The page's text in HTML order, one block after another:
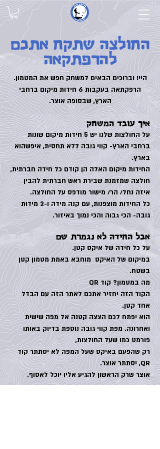
החולצה שתקח אתכם
להרפתקאה
היי! וברוכים הבאים למשחק חפש את המטמון.
הרפקתאה בעקבות 6 חידות מיקום ברחבי
הארץ, שבסופה אוצר.
איך עובד המשחק
על החולצות שלנו יש 5 חידות מיקום שונות
ברחבי הארץ- קווי גובה ללא תחסית, איפשהוא
בארץ.
החידות מיקום האלה הן קודם כל חידה חברתית,
חולצה שמזמנת שבירת ראש חברתית להבין
איזה נחל/ הר/ מישור מודפס על החולצה.
כל החידות מוצפנות, עם קנה מידה ו-2 מידות
גובה- הכי גבוה והכי נמוך באיזור.
אבל החידה לא נגמרת שם
על כל חידה של איקס קטן.
במיקום של האיקס מוחבא באמת מטמון קטן
בשטח.
מה במטמון? קוד QR
הקוד הזה יחזיר אתכם לאתר הזה עם הבדל
אחד קטן.
הוא יפתח לכם הצצה קטנה אל מפה שישית
ואחרונה. מפת קווי גובה נוספת בדיוק באותו
פורמט כמו שעל החולצות,
רק שהפעם באיקס שעל המפה לא יסתתר קוד
QR, יסתתר אוצר.
אוצר שרק הראשון להגיע אליו יוכל לאסוף.